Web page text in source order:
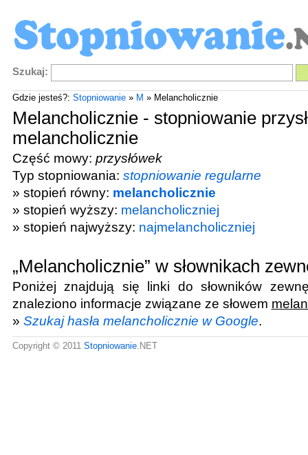
Szukaj:
Gdzie jesteś?: Stopniowanie» M » Melancholicznie
Melancholicznie - stopniowanie
melancholicznie
Część mowy: przysłówek
Typ stopniowania: stopniowanie regularne
» stopień równy: melancholicznie
» stopień wyższy: melancholiczniej
» stopień najwyższy: najmelancholiczniej
„Melancholicznie” w słownikach
Poniżej znajdują się linki do słowników
znaleziono informacje związane ze słowem
» Szukaj hasła melancholicznie w Google.
Copyright © 2011 Stopniowanie.NET